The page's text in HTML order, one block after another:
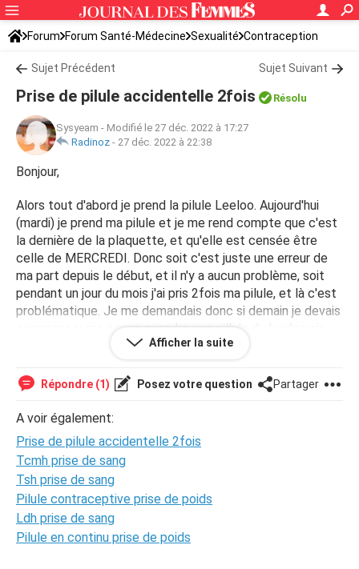
Forum Forum Santé-Médecine Sexualité Contraception
Sujet Précédent Sujet Suivant
Prise de pilule accidentelle 2fois Résolu
Sysyeam - Modifié le 27 déc. 2022 à 17:27
Radinoz - 27 déc. 2022 à 22:38
Bonjour,
Alors tout d'abord je prend la pilule Leeloo. Aujourd'hui
(mardi) je prend ma pilule et je me rend compte que c'est
la dernière de la plaquette, et qu'elle est censée être
celle de MERCREDI. Donc soit c'est juste une erreur de
ma part depuis le début, et il n'y a aucun problème, soit
pendant un jour du mois j'ai pris 2fois ma pilule, et là c'est
problématique. Je me demandais donc si demain je devais
commencer ma pause, prendre une pillule du lendemain
pour remplacer celle que j'ai peut être pris en trop, ou
une autre plaquette ? Je stress puisque en plus hier j'ai
Afficher la suite
Répondre (1) Posez votre question Partager
A voir également:
Prise de pilule accidentelle 2fois
Tcmh prise de sang
Tsh prise de sang
Pilule contraceptive prise de poids
Ldh prise de sang
Pilule en continu prise de poids